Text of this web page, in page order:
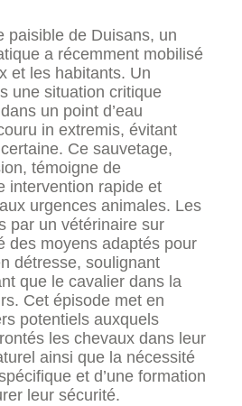
paisible de Duisans, un
a récemment mobilisé
et les habitants. Un
une situation critique
un point d’eau
in extremis, évitant
Ce sauvetage,
témoigne de
intervention rapide et
urgences animales. Les
par un vétérinaire sur
des moyens adaptés pour
détresse, soulignant
que le cavalier dans la
Cet épisode met en
potentiels auxquels
les chevaux dans leur
ainsi que la nécessité
et d’une formation
leur sécurité.